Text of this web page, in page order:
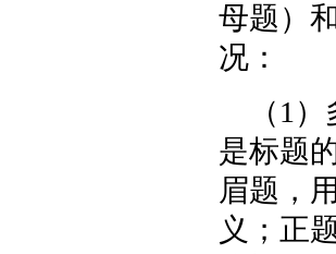
母题）
况：
（1
是标题
眉题，
义；正